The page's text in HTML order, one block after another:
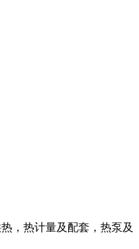
，热计量及配套，热泵及